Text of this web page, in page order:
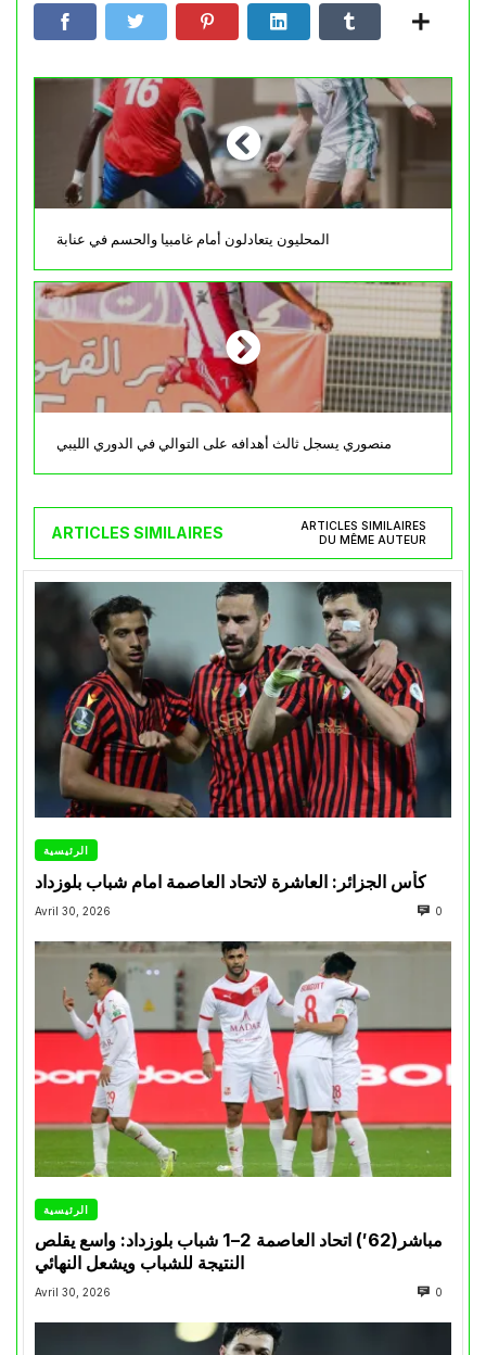
المحليون يتعادلون أمام غامبيا والحسم في عنابة
منصوري يسجل ثالث أهدافه على التوالي في الدوري الليبي
ARTICLES SIMILAIRES
ARTICLES SIMILAIRES
DU MÊME AUTEUR
الرئيسية
كأس الجزائر: العاشرة لاتحاد العاصمة امام شباب بلوزداد
Avril 30, 2026 0
الرئيسية
مباشر(62′) اتحاد العاصمة 2–1 شباب بلوزداد: واسع يقلص
النتيجة للشباب ويشعل النهائي
Avril 30, 2026 0